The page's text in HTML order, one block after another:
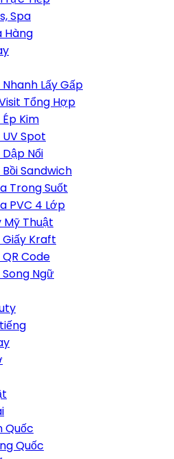
Spa
Hàng
Lấy Gấp
Tổng Hợp
Kim
Spot
Nổi
Sandwich
Trong Suốt
PVC 4 Lớp
Mỹ Thuật
Giấy Kraft
Code
Ngữ
Quốc
Quốc